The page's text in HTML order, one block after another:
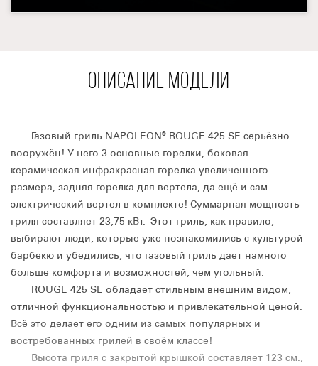
ОПИСАНИЕ МОДЕЛИ
Газовый гриль NAPOLEON® ROUGE 425 SE серьёзно
вооружён! У него 3 основные горелки, боковая
керамическая инфракрасная горелка увеличенного
размера, задняя горелка для вертела, да ещё и сам
электрический вертел в комплекте! Суммарная мощность
гриля составляет 23,75 кВт. Этот гриль, как правило,
выбирают люди, которые уже познакомились с культурой
барбекю и убедились, что газовый гриль даёт намного
больше комфорта и возможностей, чем угольный.
ROUGE 425 SE обладает стильным внешним видом,
отличной функциональностью и привлекательной ценой.
Всё это делает его одним из самых популярных и
востребованных грилей в своём классе!
Высота гриля с закрытой крышкой составляет 123 см.,